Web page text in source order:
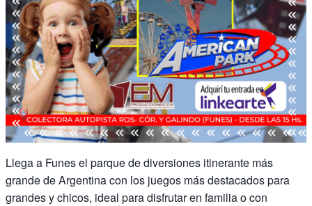
Llega a Funes el parque de diversiones itinerante más
grande de Argentina con los juegos más destacados para
grandes y chicos, ideal para disfrutar en familia o con